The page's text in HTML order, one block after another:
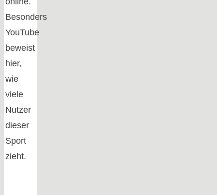
Besonders
YouTube
beweist
hier,
wie
viele
Nutzer
dieser
Sport
zieht.